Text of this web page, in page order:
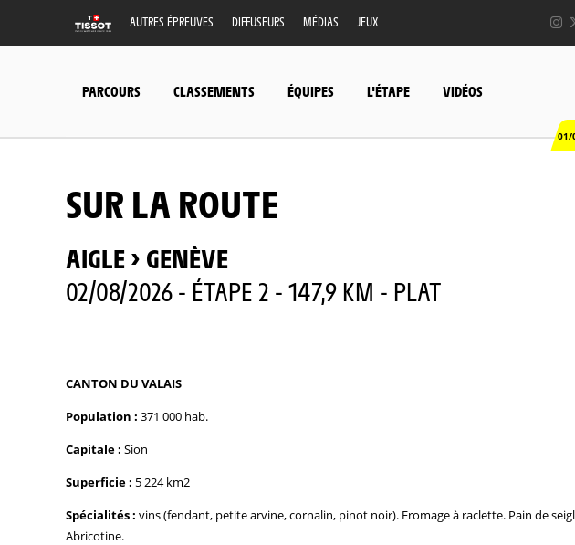
AUTRES ÉPREUVES DIFFUSEURS MÉDIAS JEUX
PARCOURS CLASSEMENTS ÉQUIPES L'ÉTAPE VIDÉOS
01/
SUR LA ROUTE
AIGLE > GENÈVE
02/08/2026 - ÉTAPE 2 - 147,9 KM - PLAT
CANTON DU VALAIS
Population : 371 000 hab.
Capitale : Sion
Superficie : 5 224 km2
Spécialités : vins (fendant, petite arvine, cornalin, pinot noir). Fromage à raclette. Pain de
Abricotine.